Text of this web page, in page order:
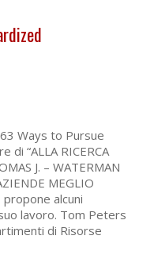
Ways to Pursue
di “ALLA RICERCA
J. – WATERMAN
MEGLIO
propone alcuni
lavoro. Tom Peters
di Risorse